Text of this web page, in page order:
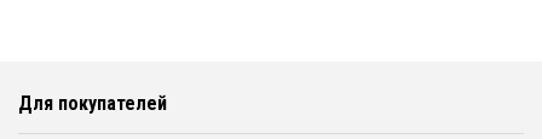
Для покупателей